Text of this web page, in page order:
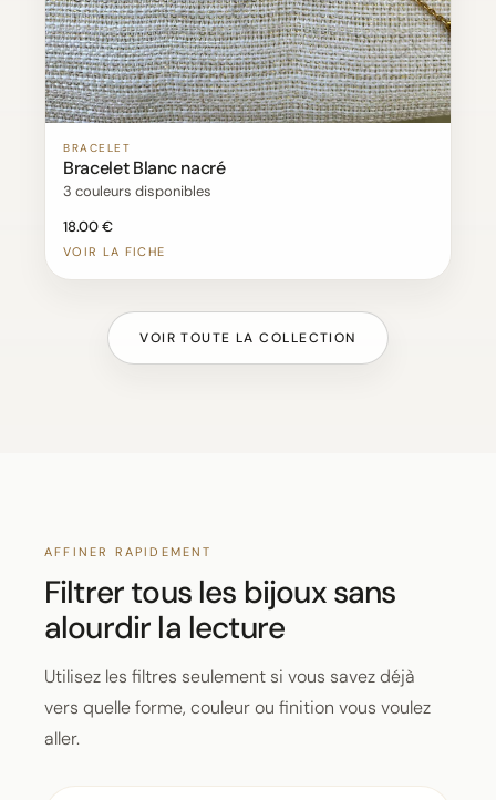
BRACELET
Bracelet Blanc nacré
3 couleurs disponibles
18.00 €
VOIR LA FICHE
VOIR TOUTE LA COLLECTION
AFFINER RAPIDEMENT
Filtrer tous les bijoux sans
alourdir la lecture
Utilisez les filtres seulement si vous savez déjà
vers quelle forme, couleur ou finition vous voulez
aller.